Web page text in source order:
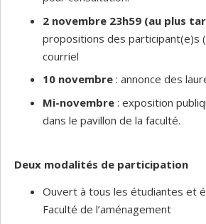
2 novembre 23h59 (au plus
propositions des participant(e)s
courriel
10 novembre : annonce des
Mi-novembre : exposition
dans le pavillon de la faculté.
Deux modalités de participation
Ouvert à tous les étudiantes et
Faculté de l’aménagement